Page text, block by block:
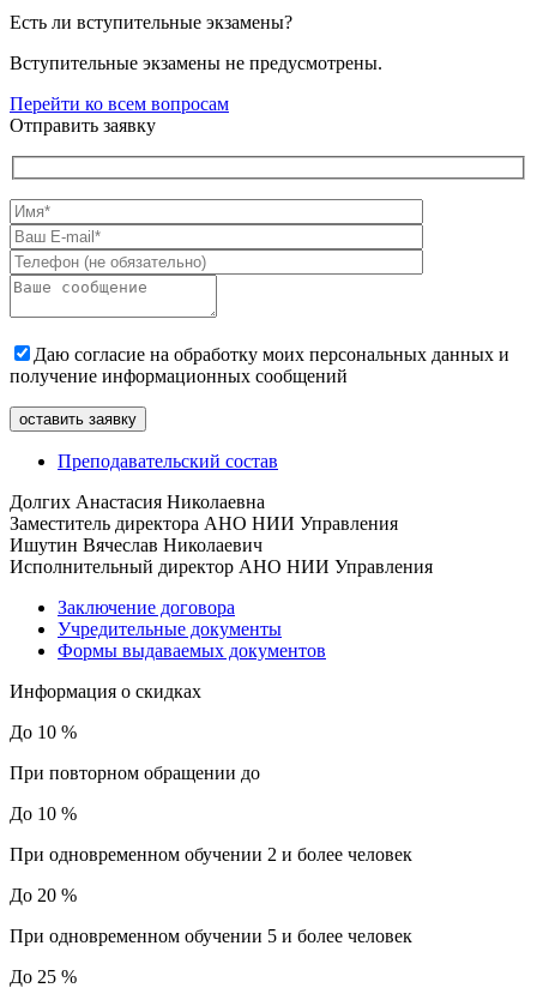
Есть ли вступительные экзамены?
Вступительные экзамены не предусмотрены.
Перейти ко всем вопросам
Отправить заявку
Даю согласие на обработку моих персональных данных и
получение информационных сообщений
Преподавательский состав
Долгих Анастасия Николаевна
Заместитель директора АНО НИИ Управления
Ишутин Вячеслав Николаевич
Исполнительный директор АНО НИИ Управления
Заключение договора
Учредительные документы
Формы выдаваемых документов
Информация о скидках
До 10 %
При повторном обращении до
До 10 %
При одновременном обучении 2 и более человек
До 20 %
При одновременном обучении 5 и более человек
До 25 %